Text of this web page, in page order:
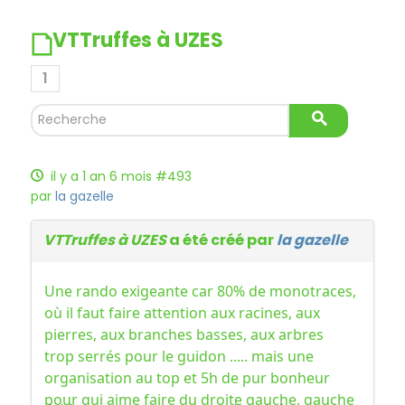
VTTruffes à UZES
1
il y a 1 an 6 mois #493
par la gazelle
VTTruffes à UZESa été créé parla gazelle
Une rando exigeante car 80% de monotraces,
où il faut faire attention aux racines, aux
pierres, aux branches basses, aux arbres
trop serrés pour le guidon ..... mais une
organisation au top et 5h de pur bonheur
pour qui aime faire du droite gauche, gauche